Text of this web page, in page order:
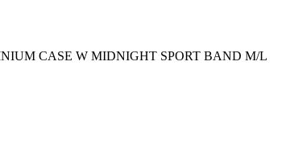
CASE W MIDNIGHT SPORT BAND M/L